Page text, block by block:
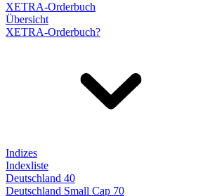
XETRA-Orderbuch
Übersicht
XETRA-Orderbuch?
Indizes
Indexliste
Deutschland 40
Deutschland Small Cap 70